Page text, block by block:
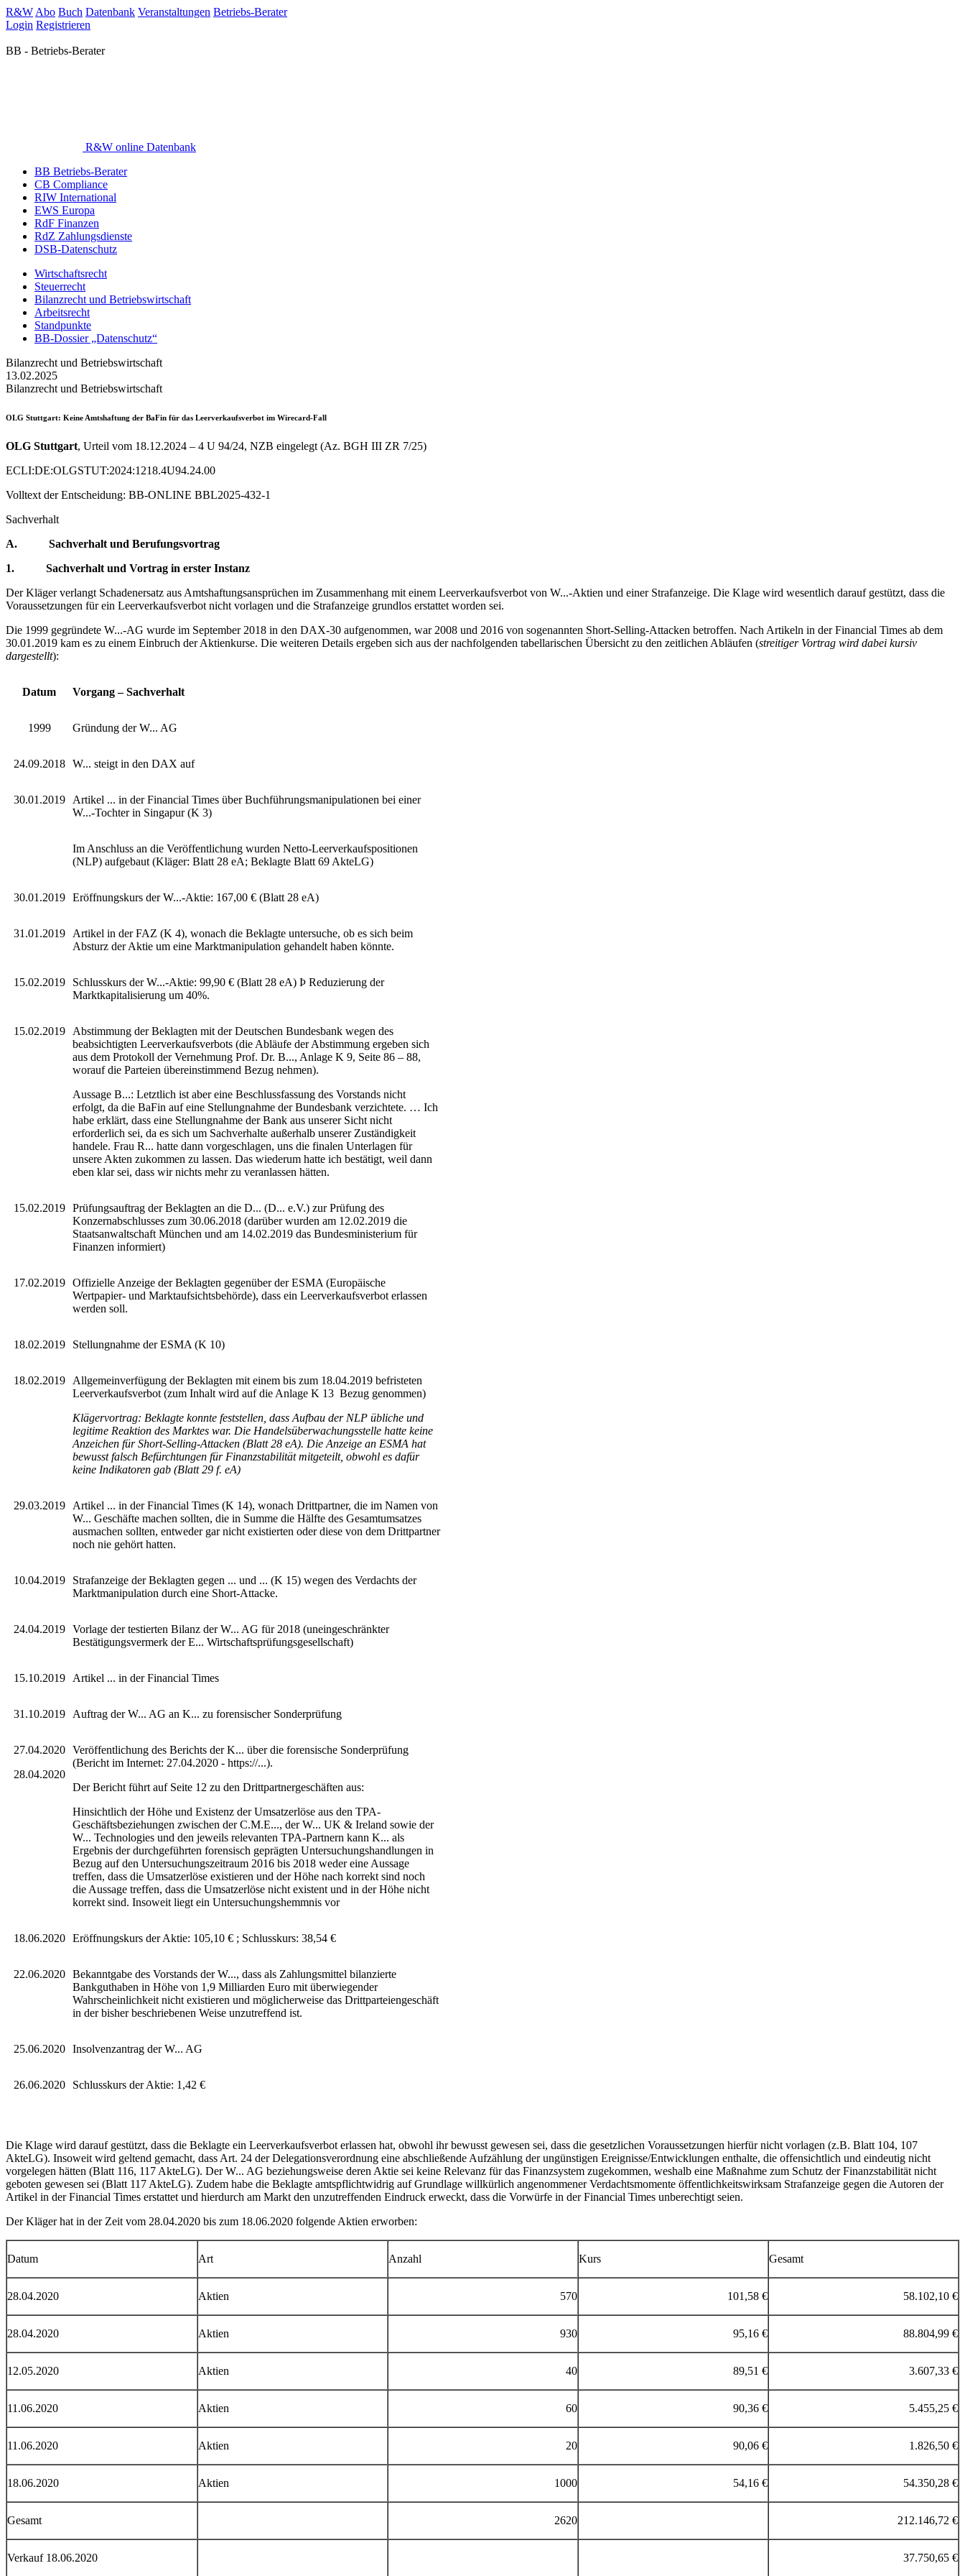
R&W Abo Buch Datenbank Veranstaltungen Betriebs-Berater
Login Registrieren
BB - Betriebs-Berater
R&W online Datenbank
BB Betriebs-Berater
CB Compliance
RIW International
EWS Europa
RdF Finanzen
RdZ Zahlungsdienste
DSB-Datenschutz
Wirtschaftsrecht
Steuerrecht
Bilanzrecht und Betriebswirtschaft
Arbeitsrecht
Standpunkte
BB-Dossier „Datenschutz“
Bilanzrecht und Betriebswirtschaft
13.02.2025
Bilanzrecht und Betriebswirtschaft
OLG Stuttgart: Keine Amtshaftung der BaFin für das Leerverkaufsverbot im Wirecard-Fall
OLG Stuttgart, Urteil vom 18.12.2024 – 4 U 94/24, NZB eingelegt (Az. BGH III ZR 7/25)
ECLI:DE:OLGSTUT:2024:1218.4U94.24.00
Volltext der Entscheidung: BB-ONLINE BBL2025-432-1
Sachverhalt
A. Sachverhalt und Berufungsvortrag
1. Sachverhalt und Vortrag in erster Instanz
Der Kläger verlangt Schadenersatz aus Amtshaftungsansprüchen im Zusammenhang mit einem Leerverkaufsverbot von W...-Aktien und einer Strafanzeige. Die Klage wird wesentlich darauf gestützt, dass die
Voraussetzungen für ein Leerverkaufsverbot nicht vorlagen und die Strafanzeige grundlos erstattet worden sei.
Die 1999 gegründete W...-AG wurde im September 2018 in den DAX-30 aufgenommen, war 2008 und 2016 von sogenannten Short-Selling-Attacken betroffen. Nach Artikeln in der Financial Times ab dem
30.01.2019 kam es zu einem Einbruch der Aktienkurse. Die weiteren Details ergeben sich aus der nachfolgenden tabellarischen Übersicht zu den zeitlichen Abläufen (streitiger Vortrag wird dabei kursiv
dargestellt):
Datum Vorgang – Sachverhalt
1999 Gründung der W... AG
24.09.2018 W... steigt in den DAX auf
30.01.2019
Artikel ... in der Financial Times über Buchführungsmanipulationen bei einer
W...-Tochter in Singapur (K 3)
Im Anschluss an die Veröffentlichung wurden Netto-Leerverkaufspositionen
(NLP) aufgebaut (Kläger: Blatt 28 eA; Beklagte Blatt 69 AkteLG)
30.01.2019 Eröffnungskurs der W...-Aktie: 167,00 € (Blatt 28 eA)
31.01.2019
Artikel in der FAZ (K 4), wonach die Beklagte untersuche, ob es sich beim
Absturz der Aktie um eine Marktmanipulation gehandelt haben könnte.
15.02.2019
Schlusskurs der W...-Aktie: 99,90 € (Blatt 28 eA) Þ Reduzierung der
Marktkapitalisierung um 40%.
15.02.2019
Abstimmung der Beklagten mit der Deutschen Bundesbank wegen des
beabsichtigten Leerverkaufsverbots (die Abläufe der Abstimmung ergeben sich
aus dem Protokoll der Vernehmung Prof. Dr. B..., Anlage K 9, Seite 86 – 88,
worauf die Parteien übereinstimmend Bezug nehmen).
Aussage B...: Letztlich ist aber eine Beschlussfassung des Vorstands nicht
erfolgt, da die BaFin auf eine Stellungnahme der Bundesbank verzichtete. … Ich
habe erklärt, dass eine Stellungnahme der Bank aus unserer Sicht nicht
erforderlich sei, da es sich um Sachverhalte außerhalb unserer Zuständigkeit
handele. Frau R... hatte dann vorgeschlagen, uns die finalen Unterlagen für
unsere Akten zukommen zu lassen. Das wiederum hatte ich bestätigt, weil dann
eben klar sei, dass wir nichts mehr zu veranlassen hätten.
15.02.2019
Prüfungsauftrag der Beklagten an die D... (D... e.V.) zur Prüfung des
Konzernabschlusses zum 30.06.2018 (darüber wurden am 12.02.2019 die
Staatsanwaltschaft München und am 14.02.2019 das Bundesministerium für
Finanzen informiert)
17.02.2019
Offizielle Anzeige der Beklagten gegenüber der ESMA (Europäische
Wertpapier- und Marktaufsichtsbehörde), dass ein Leerverkaufsverbot erlassen
werden soll.
18.02.2019 Stellungnahme der ESMA (K 10)
18.02.2019
Allgemeinverfügung der Beklagten mit einem bis zum 18.04.2019 befristeten
Leerverkaufsverbot (zum Inhalt wird auf die Anlage K 13 Bezug genommen)
Klägervortrag: Beklagte konnte feststellen, dass Aufbau der NLP übliche und
legitime Reaktion des Marktes war. Die Handelsüberwachungsstelle hatte keine
Anzeichen für Short-Selling-Attacken (Blatt 28 eA). Die Anzeige an ESMA hat
bewusst falsch Befürchtungen für Finanzstabilität mitgeteilt, obwohl es dafür
keine Indikatoren gab (Blatt 29 f. eA)
29.03.2019
Artikel ... in der Financial Times (K 14), wonach Drittpartner, die im Namen von
W... Geschäfte machen sollten, die in Summe die Hälfte des Gesamtumsatzes
ausmachen sollten, entweder gar nicht existierten oder diese von dem Drittpartner
noch nie gehört hatten.
10.04.2019
Strafanzeige der Beklagten gegen ... und ... (K 15) wegen des Verdachts der
Marktmanipulation durch eine Short-Attacke.
24.04.2019
Vorlage der testierten Bilanz der W... AG für 2018 (uneingeschränkter
Bestätigungsvermerk der E... Wirtschaftsprüfungsgesellschaft)
15.10.2019 Artikel ... in der Financial Times
31.10.2019 Auftrag der W... AG an K... zu forensischer Sonderprüfung
27.04.2020
28.04.2020
Veröffentlichung des Berichts der K... über die forensische Sonderprüfung
(Bericht im Internet: 27.04.2020 - https://...).
Der Bericht führt auf Seite 12 zu den Drittpartnergeschäften aus:
Hinsichtlich der Höhe und Existenz der Umsatzerlöse aus den TPA-
Geschäftsbeziehungen zwischen der C.M.E..., der W... UK & Ireland sowie der
W... Technologies und den jeweils relevanten TPA-Partnern kann K... als
Ergebnis der durchgeführten forensisch geprägten Untersuchungshandlungen in
Bezug auf den Untersuchungszeitraum 2016 bis 2018 weder eine Aussage
treffen, dass die Umsatzerlöse existieren und der Höhe nach korrekt sind noch
die Aussage treffen, dass die Umsatzerlöse nicht existent und in der Höhe nicht
korrekt sind. Insoweit liegt ein Untersuchungshemmnis vor
18.06.2020 Eröffnungskurs der Aktie: 105,10 € ; Schlusskurs: 38,54 €
22.06.2020
Bekanntgabe des Vorstands der W..., dass als Zahlungsmittel bilanzierte
Bankguthaben in Höhe von 1,9 Milliarden Euro mit überwiegender
Wahrscheinlichkeit nicht existieren und möglicherweise das Drittparteiengeschäft
in der bisher beschriebenen Weise unzutreffend ist.
25.06.2020 Insolvenzantrag der W... AG
26.06.2020 Schlusskurs der Aktie: 1,42 €
Die Klage wird darauf gestützt, dass die Beklagte ein Leerverkaufsverbot erlassen hat, obwohl ihr bewusst gewesen sei, dass die gesetzlichen Voraussetzungen hierfür nicht vorlagen (z.B. Blatt 104, 107
AkteLG). Insoweit wird geltend gemacht, dass Art. 24 der Delegationsverordnung eine abschließende Aufzählung der ungünstigen Ereignisse/Entwicklungen enthalte, die offensichtlich und eindeutig nicht
vorgelegen hätten (Blatt 116, 117 AkteLG). Der W... AG beziehungsweise deren Aktie sei keine Relevanz für das Finanzsystem zugekommen, weshalb eine Maßnahme zum Schutz der Finanzstabilität nicht
geboten gewesen sei (Blatt 117 AkteLG). Zudem habe die Beklagte amtspflichtwidrig auf Grundlage willkürlich angenommener Verdachtsmomente öffentlichkeitswirksam Strafanzeige gegen die Autoren der
Artikel in der Financial Times erstattet und hierdurch am Markt den unzutreffenden Eindruck erweckt, dass die Vorwürfe in der Financial Times unberechtigt seien.
Der Kläger hat in der Zeit vom 28.04.2020 bis zum 18.06.2020 folgende Aktien erworben:
Datum Art Anzahl Kurs Gesamt
28.04.2020 Aktien 570 101,58 € 58.102,10 €
28.04.2020 Aktien 930 95,16 € 88.804,99 €
12.05.2020 Aktien 40 89,51 € 3.607,33 €
11.06.2020 Aktien 60 90,36 € 5.455,25 €
11.06.2020 Aktien 20 90,06 € 1.826,50 €
18.06.2020 Aktien 1000 54,16 € 54.350,28 €
Gesamt 2620 212.146,72 €
Verkauf 18.06.2020 37.750,65 €